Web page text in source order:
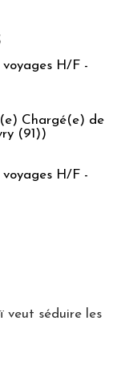
voyages H/F -
Chargé(e) de
(91))
voyages H/F -
veut séduire les